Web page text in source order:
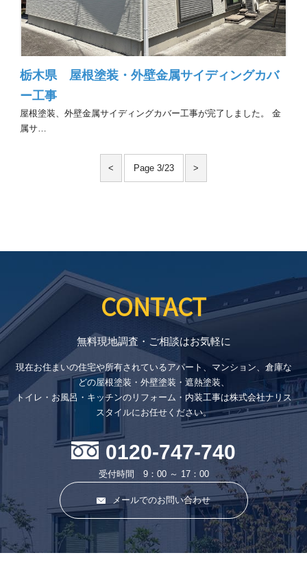
栃木県 屋根塗装・外壁金属サイディングカバ
ー工事
屋根塗装、外壁金属サイディングカバー工事が完了しました。 金
属サ…
Page 3/23
< >
CONTACT
無料現地調査・ご相談はお気軽に
現在お住まいの住宅や所有されているアパート、マンション、倉庫な
どの屋根塗装・外壁塗装・遮熱塗装、
トイレ・お風呂・キッチンのリフォーム・内装工事は株式会社ナリス
スタイルにお任せください。
0120-747-740
受付時間 9：00 ～ 17：00
メールでのお問い合わせ